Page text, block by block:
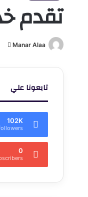
تقدم
Manar Alaa
تابعونا علي
102K
0